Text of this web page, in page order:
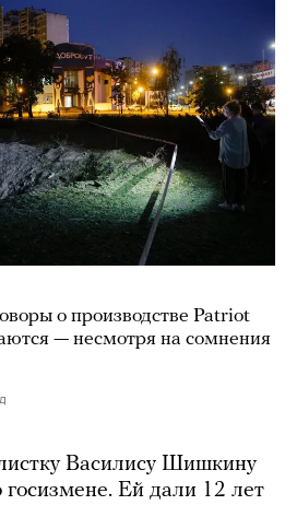
о производстве Patriot
— несмотря на сомнения
Василису Шишкину
госизмене. Ей дали 12 лет